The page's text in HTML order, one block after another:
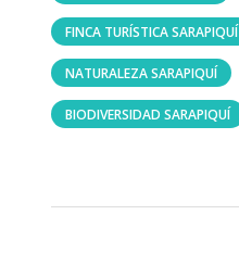
FINCA TURÍSTICA SARAPIQUÍ
NATURALEZA SARAPIQUÍ
BIODIVERSIDAD SARAPIQUÍ